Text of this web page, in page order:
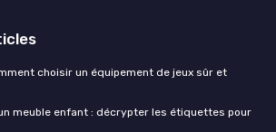
choisir un équipement de jeux sûr et
meuble enfant : décrypter les étiquettes pour